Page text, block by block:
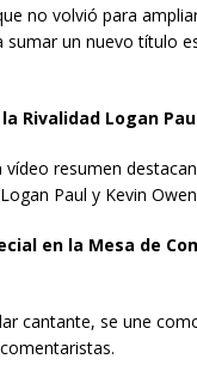
no volvió para
sumar un nuevo título
Rivalidad Logan
vídeo resumen
Paul y Kevin
en la Mesa de
cantante, se une